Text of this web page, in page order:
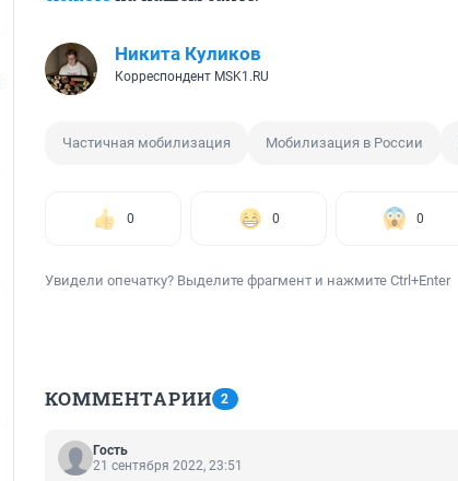
Никита Куликов
Корреспондент MSK1.RU
Частичная мобилизация Мобилизация в России
0 0 0
Увидели опечатку? Выделите фрагмент и нажмите Ctrl+Enter
КОММЕНТАРИИ 2
Гость
21 сентября 2022, 23:51